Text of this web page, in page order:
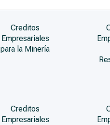
Creditos
Empresariales
para la Minería
Creditos
Empresariales